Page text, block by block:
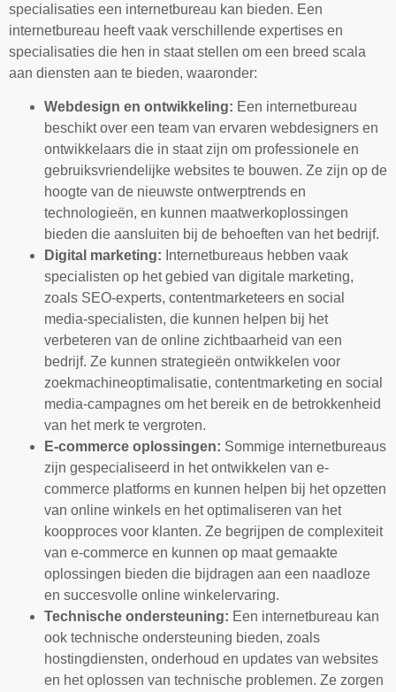
specialisaties een internetbureau kan bieden. Een
internetbureau heeft vaak verschillende expertises en
specialisaties die hen in staat stellen om een breed scala
aan diensten aan te bieden, waaronder:
Webdesign en ontwikkeling: Een internetbureau
beschikt over een team van ervaren webdesigners en
ontwikkelaars die in staat zijn om professionele en
gebruiksvriendelijke websites te bouwen. Ze zijn op de
hoogte van de nieuwste ontwerptrends en
technologieën, en kunnen maatwerkoplossingen
bieden die aansluiten bij de behoeften van het bedrijf.
Digital marketing: Internetbureaus hebben vaak
specialisten op het gebied van digitale marketing,
zoals SEO-experts, contentmarketeers en social
media-specialisten, die kunnen helpen bij het
verbeteren van de online zichtbaarheid van een
bedrijf. Ze kunnen strategieën ontwikkelen voor
zoekmachineoptimalisatie, contentmarketing en social
media-campagnes om het bereik en de betrokkenheid
van het merk te vergroten.
E-commerce oplossingen: Sommige internetbureaus
zijn gespecialiseerd in het ontwikkelen van e-
commerce platforms en kunnen helpen bij het opzetten
van online winkels en het optimaliseren van het
koopproces voor klanten. Ze begrijpen de complexiteit
van e-commerce en kunnen op maat gemaakte
oplossingen bieden die bijdragen aan een naadloze
en succesvolle online winkelervaring.
Technische ondersteuning: Een internetbureau kan
ook technische ondersteuning bieden, zoals
hostingdiensten, onderhoud en updates van websites
en het oplossen van technische problemen. Ze zorgen